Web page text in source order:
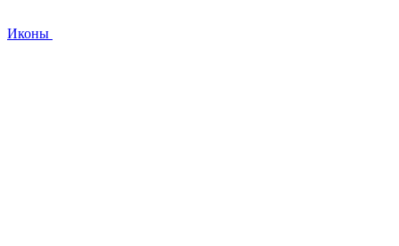
Иконы